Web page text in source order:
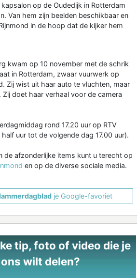
op de Oudedijk in Rotterdam
Van hem zijn beelden beschikbaar en
in de hoop dat de kijker hem
kwam op 10 november met de schrik
in Rotterdam, zwaar vuurwerk op
Zij wist uit haar auto te vluchten, maar
doet haar verhaal voor de camera
rond 17.20 uur op RTV
uur tot de volgende dag 17.00 uur).
de afzonderlijke items kunt u terecht op
en op de diverse sociale media.
je Google-favoriet
tip, foto of video die je
wilt delen?